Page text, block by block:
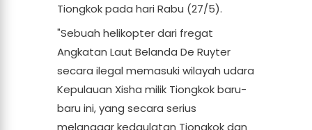
Tiongkok pada hari Rabu (27/5).
"Sebuah helikopter dari fregat
Angkatan Laut Belanda De Ruyter
secara ilegal memasuki wilayah udara
Kepulauan Xisha milik Tiongkok baru-
baru ini, yang secara serius
melanggar kedaulatan Tiongkok dan